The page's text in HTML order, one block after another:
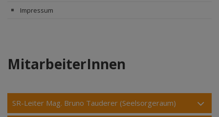
Impressum
MitarbeiterInnen
SR-Leiter Mag. Bruno Tauderer (Seelsorgeraum)